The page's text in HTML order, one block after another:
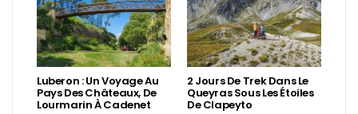
Luberon : Un Voyage Au
Pays Des Châteaux, De
Lourmarin À Cadenet
2 Jours De Trek Dans Le
Queyras Sous Les Étoiles
De Clapeyto